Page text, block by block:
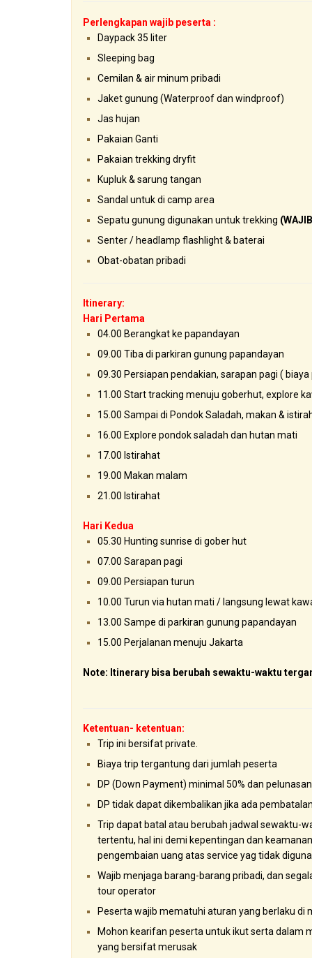
Perlengkapan wajib peserta :
Daypack 35 liter
Sleeping bag
Cemilan & air minum pribadi
Jaket gunung (Waterproof dan windproof)
Jas hujan
Pakaian Ganti
Pakaian trekking dryfit
Kupluk & sarung tangan
Sandal untuk di camp area
Sepatu gunung digunakan untuk trekking
Senter / headlamp flashlight & baterai
Obat-obatan pribadi
Itinerary:
Hari Pertama
04.00 Berangkat ke papandayan
09.00 Tiba di parkiran gunung papandayan
09.30 Persiapan pendakian, sarapan pagi ( biaya
11.00 Start tracking menuju goberhut, explore
15.00 Sampai di Pondok Saladah, makan &
16.00 Explore pondok saladah dan hutan mati
17.00 Istirahat
19.00 Makan malam
21.00 Istirahat
Hari Kedua
05.30 Hunting sunrise di gober hut
07.00 Sarapan pagi
09.00 Persiapan turun
10.00 Turun via hutan mati / langsung lewat
13.00 Sampe di parkiran gunung papandayan
15.00 Perjalanan menuju Jakarta
Note: Itinerary bisa berubah sewaktu-waktu
Ketentuan- ketentuan:
Trip ini bersifat private.
Biaya trip tergantung dari jumlah peserta
DP (Down Payment) minimal 50% dan
DP tidak dapat dikembalikan jika ada
Trip dapat batal atau berubah jadwal sewaktu-
tertentu, hal ini demi kepentingan dan
pengembaian uang atas service yag tidak
Wajib menjaga barang-barang pribadi, dan
tour operator
Peserta wajib mematuhi aturan yang berlaku di
Mohon kearifan peserta untuk ikut serta dalam
yang bersifat merusak